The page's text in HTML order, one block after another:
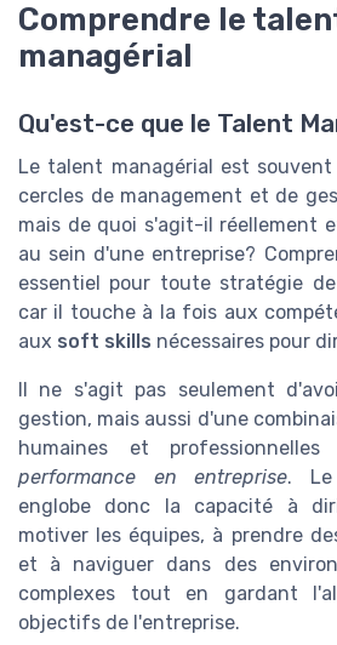
Comprendre le
managérial
Qu'est-ce que le Talent
Le talent managérial est
cercles de management et de
mais de quoi s'agit-il réellement
au sein d'une entreprise?
essentiel pour toute stratégie
car il touche à la fois aux
aux soft skills nécessaires pour
Il ne s'agit pas seulement
gestion, mais aussi d'une
humaines et
performance en entreprise. Le
englobe donc la capacité à
motiver les équipes, à prendre
et à naviguer dans des
complexes tout en gardant
objectifs de l'entreprise.